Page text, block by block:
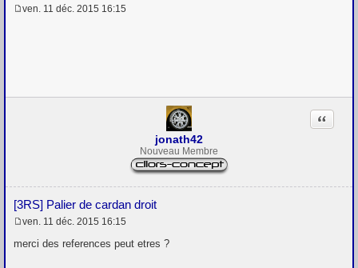
ven. 11 déc. 2015 16:15
jonath42
Nouveau Membre
[3RS] Palier de cardan droit
Citation
e
ven. 11 déc. 2015 16:15
merci des references peut etres ?